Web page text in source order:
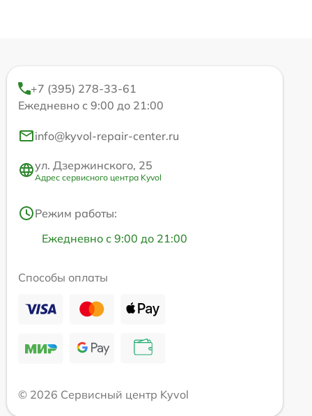
+7 (395) 278-33-61
Ежедневно с 9:00 до 21:00
info@kyvol-repair-center.ru
ул. Дзержинского, 25
Адрес сервисного центра Kyvol
Режим работы:
Ежедневно с 9:00 до 21:00
Способы оплаты
© 2026 Сервисный центр Kyvol